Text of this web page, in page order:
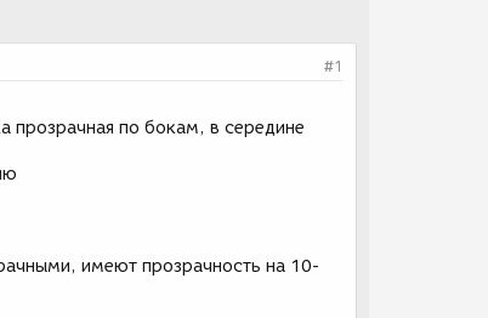
#1
прозрачная по бокам, в середине
имеют прозрачность на 10-